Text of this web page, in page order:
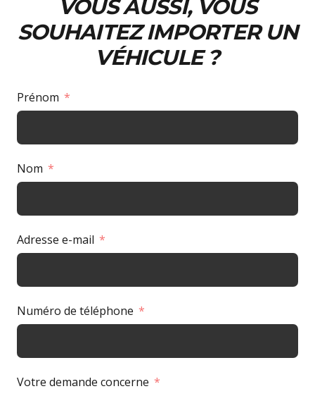
VOUS AUSSI, VOUS
SOUHAITEZ IMPORTER UN
VÉHICULE ?
Prénom
Nom
Adresse e-mail
Numéro de téléphone
Votre demande concerne